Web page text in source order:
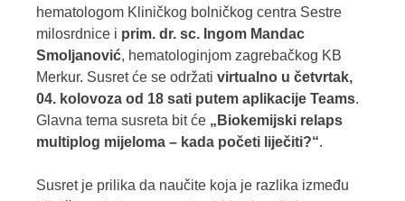
hematologom Kliničkog bolničkog centra Sestre
milosrdnice i prim. dr. sc. Ingom Mandac
Smoljanović, hematologinjom zagrebačkog KB
Merkur. Susret će se održati virtualno u četvrtak,
04. kolovoza od 18 sati putem aplikacije Teams.
Glavna tema susreta bit će „Biokemijski relaps
multiplog mijeloma – kada početi liječiti?“.
Susret je prilika da naučite koja je razlika između